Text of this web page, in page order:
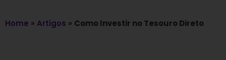
Home » Artigos » Como Investir no Tesouro Direto